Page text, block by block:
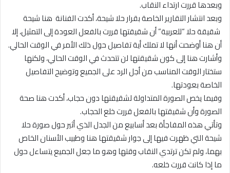
وبعدها قررت ارتداء النقاب.
وبعد انتشار التقارير الخاصة بقرار حلا شيحة، أكدت الفنانة هنا شيحة
شقيقة حلا “للعربية” أن شقيقتها قررت بالفعل العودة إلى التمثيل، إلا
أن هنا أوضحت أنها لا تملك أية تفاصيل حول ذلك الأمر في الوقت الحالي.
وأشارت هنا إلى كون شقيقتها لن تتحدث في الوقت الحالي، ولكنها
ستختار الوقت المناسب من أجل الرد على الجميع وتوضيح التفاصيل
الخاصة بعودتها.
وفيما يخص الصورة المتداولة لشقيقتها دون حجاب، أكدت هنا صحة
الصورة وأن شقيقتها بالفعل قررت خلع الحجاب.
وتأتي هذه المفاجأة بعد أسابيع من الجدل الذي أثير حول صورة حلا
شيحة التي ظهرت فيها إلى جوار شقيقتها هنا وطبيب الأسنان الخاص
بهما، ولم تكن ترتدي النقاب وقتها وهو ما جعل الجميع يتساءل حول
ما إذا كانت قررت خلعه.